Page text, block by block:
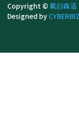
Copyright © 氧顔森活
Designed by CYBERBIZ